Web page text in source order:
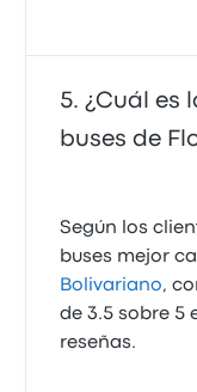
¿Cuál es
buses de
Según los
buses mejor
Bolivariano,
de 3.5 sobre 5
reseñas.